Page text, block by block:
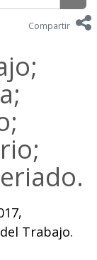
Compartir
Trabajo.